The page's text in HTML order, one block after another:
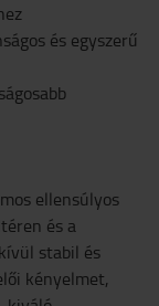
és egyszerű
ellensúlyos
és a
stabil és
kényelmet,